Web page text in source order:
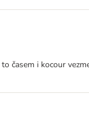
časem i kocour